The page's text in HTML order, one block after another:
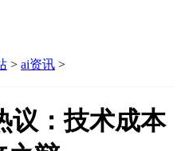
> ai资讯 >
议：技术成本